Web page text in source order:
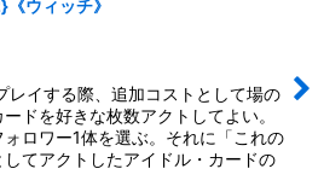
ウィッチ》
イする際、追加コストとして場の
ドを好きな枚数アクトしてよい。
ロワー1体を選ぶ。それに「これの
てアクトしたアイドル・カードの